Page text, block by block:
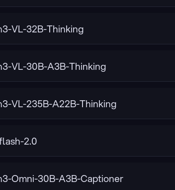
VL-32B-Thinking
VL-30B-A3B-Thinking
VL-235B-A22B-Thinking
2.0
Omni-30B-A3B-Captioner